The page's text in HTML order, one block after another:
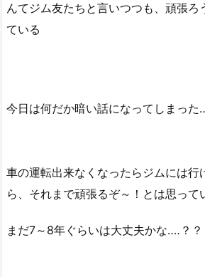
んてジム友たちと言いつつも、頑張ろ
ている
今日は何だか暗い話になってしまった
車の運転出来なくなったらジムには行
ら、それまで頑張るぞ～！とは思って
まだ7～8年ぐらいは大丈夫かな‥‥？？